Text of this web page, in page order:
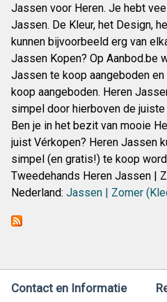
Jassen voor Heren. Je hebt
Jassen. De Kleur, het Design,
kunnen bijvoorbeeld erg van
Jassen Kopen? Op Aanbod.be
Jassen te koop aangeboden
koop aangeboden. Heren
simpel door hierboven de
Ben je in het bezit van mooie
juist Vérkopen? Heren Jassen
simpel (en gratis!) te koop
Tweedehands Heren Jassen |
Nederland: Jassen | Zomer
Contact en Informatie